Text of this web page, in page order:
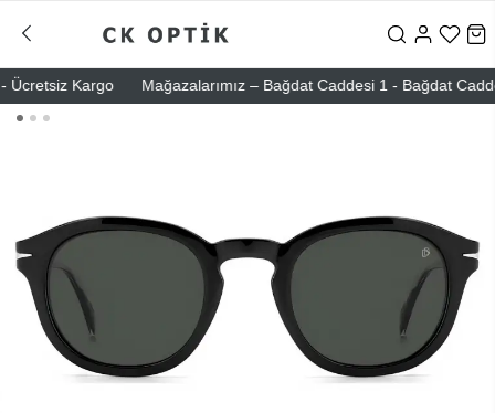
Kargo Mağazalarımız – Bağdat Caddesi 1 - Bağdat